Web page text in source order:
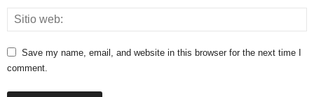
Save my name, email, and website in this browser for the next time I
comment.